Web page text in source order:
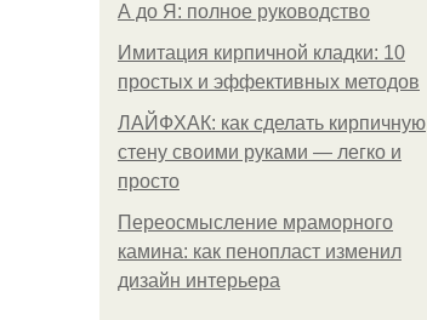
А до Я: полное руководство
Имитация кирпичной кладки: 10
простых и эффективных методов
ЛАЙФХАК: как сделать кирпичную
стену своими руками — легко и
просто
Переосмысление мраморного
камина: как пенопласт изменил
дизайн интерьера